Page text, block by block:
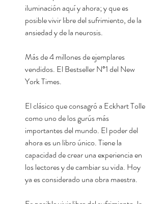
iluminación aquí y ahora; y que es
posible vivir libre del sufrimiento, de la
ansiedad y de la neurosis.
Más de 4 millones de ejemplares
vendidos. El Bestseller N°1 del New
York Times.
El clásico que consagró a Eckhart Tolle
como uno de los gurús más
importantes del mundo. El poder del
ahora es un libro único. Tiene la
capacidad de crear una experiencia en
los lectores y de cambiar su vida. Hoy
ya es considerado una obra maestra.